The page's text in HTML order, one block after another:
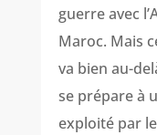
guerre avec
Maroc. Mais
va bien au-
se prépare à
exploité par